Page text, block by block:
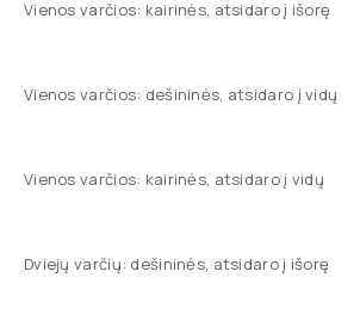
Vienos varčios: kairinės, atsidaro į išorę
Vienos varčios: dešininės, atsidaro į vidų
Vienos varčios: kairinės, atsidaro į vidų
Dviejų varčių: dešininės, atsidaro į išorę